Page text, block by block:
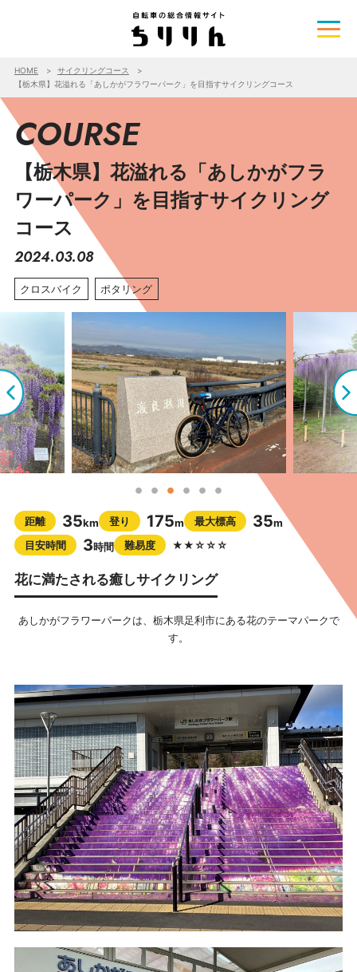
HOME
サイクリングコース
【栃木県】花溢れる「あしかがフラワーパーク」を目指すサイクリングコース
COURSE
【栃木県】花溢れる「あしかがフラ
ワーパーク」を目指すサイクリング
コース
2024.03.08
クロスバイク ポタリング
距離 35km 登り 175m 最大標高 35m
目安時間
3時間 難易度 ★★☆☆☆
花に満たされる癒しサイクリング
あしかがフラワーパークは、栃木県足利市にある花のテーマパークで
す。